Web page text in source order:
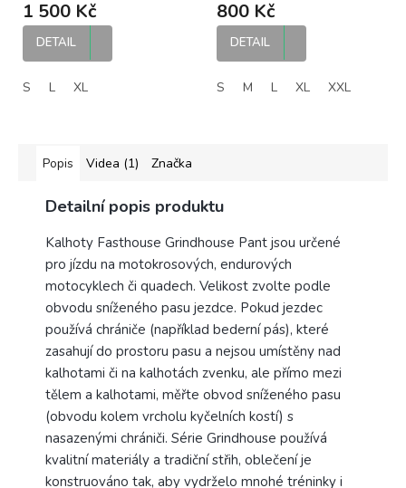
White Cloud MX dres
1 500 Kč
DETAIL
S L XL
rukavice
800 Kč
DETAIL
S M L XL XXL
Popis Videa (1) Značka
Detailní popis produktu
Kalhoty Fasthouse Grindhouse Pant jsou určené
pro jízdu na motokrosových, endurových
motocyklech či quadech. Velikost zvolte podle
obvodu sníženého pasu jezdce. Pokud jezdec
používá chrániče (například bederní pás), které
zasahují do prostoru pasu a nejsou umístěny nad
kalhotami či na kalhotách zvenku, ale přímo mezi
tělem a kalhotami, měřte obvod sníženého pasu
(obvodu kolem vrcholu kyčelních kostí) s
nasazenými chrániči. Série Grindhouse používá
kvalitní materiály a tradiční střih, oblečení je
konstruováno tak, aby vydrželo mnohé tréninky i